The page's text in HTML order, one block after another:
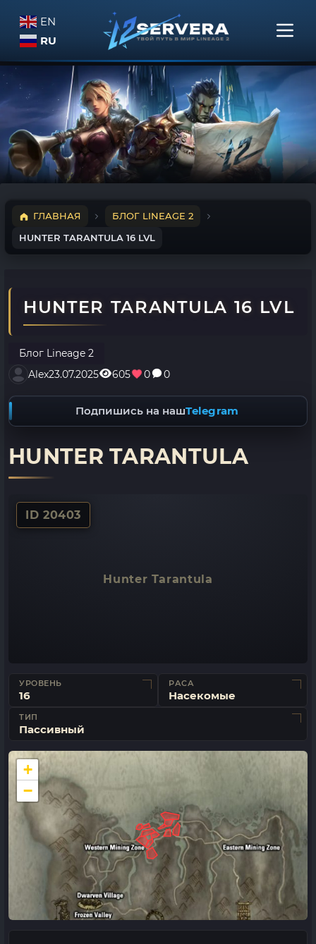
EN
RU
ГЛАВНАЯ
БЛОГ LINEAGE 2
HUNTER TARANTULA 16 LVL
HUNTER TARANTULA 16 LVL
Блог Lineage 2
Alex23.07.2025 605 0 0
Подпишись на нашTelegram
HUNTER TARANTULA
ID 20403
Hunter Tarantula
УРОВЕНЬ
16
РАСА
Насекомые
ТИП
Пассивный
+
−